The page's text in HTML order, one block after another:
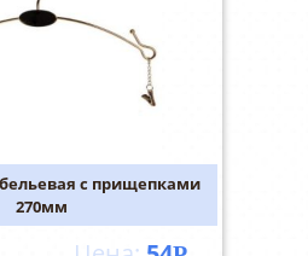
с прищепками
270мм